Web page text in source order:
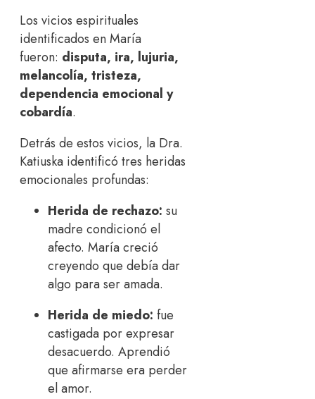
Los vicios espirituales
identificados en María
fueron: disputa, ira, lujuria,
melancolía, tristeza,
dependencia emocional y
cobardía.
Detrás de estos vicios, la Dra.
Katiuska identificó tres heridas
emocionales profundas:
Herida de rechazo: su
madre condicionó el
afecto. María creció
creyendo que debía dar
algo para ser amada.
Herida de miedo: fue
castigada por expresar
desacuerdo. Aprendió
que afirmarse era perder
el amor.